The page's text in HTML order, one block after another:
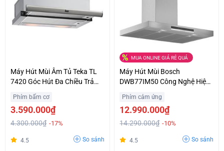
Máy Hút Mùi Âm Tủ Teka TL
7420 Góc Hút Đa Chiều Trả
Phím bấm cơ
3.590.000₫
4.300.000₫ -17%
4.5 So sánh
MUA ONLINE GIÁ RẺ QUÁ
Máy Hút Mùi Bosch
DWB77IM50 Công Nghệ Hiện
Phím cảm ứng
12.990.000₫
14.290.000₫ -10%
4.5 So sánh